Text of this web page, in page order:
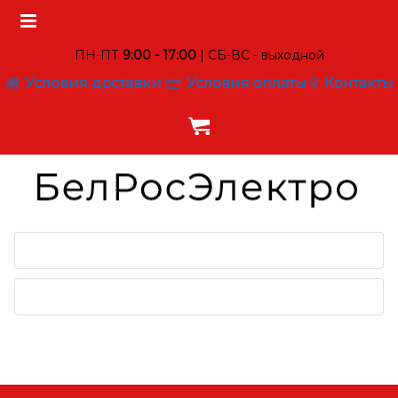
ПН-ПТ 9:00 - 17:00| СБ-ВС - выходной
Условия доставки Условия оплаты Контакты